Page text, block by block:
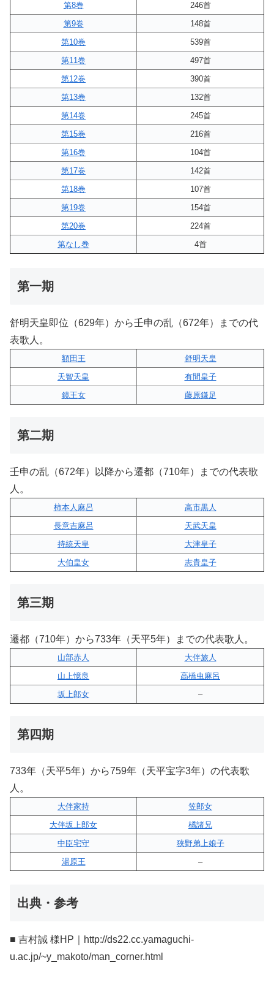
第8巻
246首
第9巻
148首
第10巻
539首
第11巻
497首
第12巻
390首
第13巻
132首
第14巻
245首
第15巻
216首
第16巻
104首
第17巻
142首
第18巻
107首
第19巻
154首
第20巻
224首
第なし巻
4首
第一期
舒明天皇即位（629年）から壬申の乱（672年）までの代
表歌人。
額田王
舒明天皇
天智天皇
有間皇子
鏡王女
藤原鎌足
第二期
壬申の乱（672年）以降から遷都（710年）までの代表歌
人。
柿本人麻呂
高市黒人
長意吉麻呂
天武天皇
持統天皇
大津皇子
大伯皇女
志貴皇子
第三期
遷都（710年）から733年（天平5年）までの代表歌人。
山部赤人
大伴旅人
山上憶良
高橋虫麻呂
坂上郎女
–
第四期
733年（天平5年）から759年（天平宝字3年）の代表歌
人。
大伴家持
笠郎女
大伴坂上郎女
橘諸兄
中臣宅守
狭野弟上娘子
湯原王
–
出典・参考
■ 吉村誠 様HP｜http://ds22.cc.yamaguchi-
u.ac.jp/~y_makoto/man_corner.html